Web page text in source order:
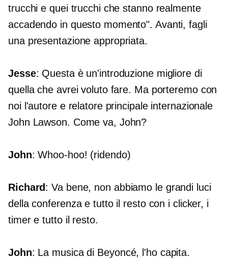
trucchi e quei trucchi che stanno realmente
accadendo in questo momento". Avanti, fagli
una presentazione appropriata.
Jesse: Questa è un'introduzione migliore di
quella che avrei voluto fare. Ma porteremo con
noi l'autore e relatore principale internazionale
John Lawson. Come va, John?
John:Whoo-hoo! (ridendo)
Richard: Va bene, non abbiamo le grandi luci
della conferenza e tutto il resto con i clicker, i
timer e tutto il resto.
John: La musica di Beyoncé, l'ho capita.